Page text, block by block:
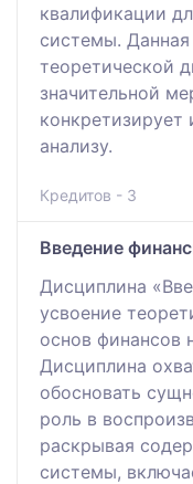
квалификации
системы.
теоретической
значительной
конкретизирует
анализу.
Кредитов - 3
Введение
Дисциплина
усвоение
основ финансов
Дисциплина
обосновать
роль в
раскрывая
системы,